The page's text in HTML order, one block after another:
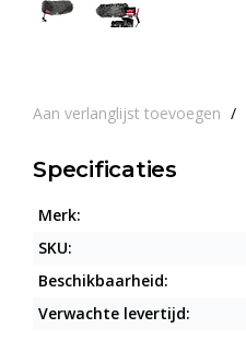
Aan verlanglijst toevoegen /
Specificaties
Merk:
SKU:
Beschikbaarheid:
Verwachte levertijd: